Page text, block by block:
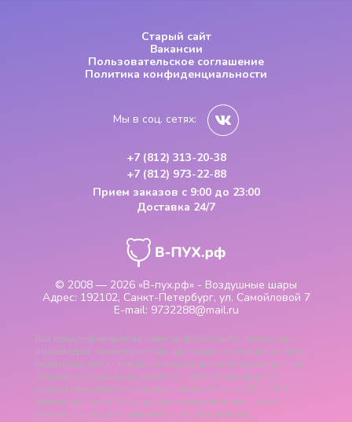
© 2008 — 2026 «В-пух.рф» - Воздушные шары
Адрес: 192102, Санкт-Петербург, ул. Самойловой 7
E-mail: 9732288@mail.ru
Старый сайт
Вакансии
Пользовательское соглашение
Политика конфиденциальности
Мы в соц. сетях:
+7 (812) 313-20-38
+7 (812) 973-22-88
Прием заказов с 9:00 до 23:00
Доставка 24/7
Вся представленная на сайте информация о продукции
(параметры, характеристики, цветовые сочетания, а также
стоимость), носит только информационный характер и ни
при каких условиях не является публичной офертой,
определяемой положениями пункта 2 статьи 437 ГК РФ.
Указанные на сайте цены - рекомендованные и могут
отличаться от действительных цен. Все данные,